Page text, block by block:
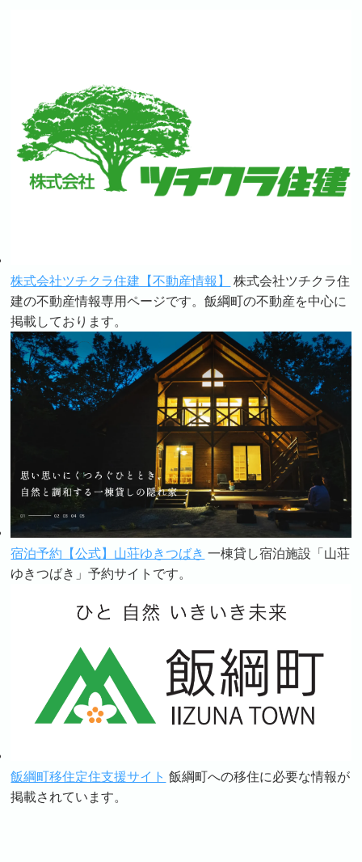
株式会社ツチクラ住建【不動産情報】
株式会社ツチクラ住
建の不動産情報専用ページです。飯綱町の不動産を中心に
掲載しております。
宿泊予約【公式】山荘ゆきつばき 一棟貸し宿泊施設「山荘
ゆきつばき」予約サイトです。
飯綱町移住定住支援サイト 飯綱町への移住に必要な情報が
掲載されています。